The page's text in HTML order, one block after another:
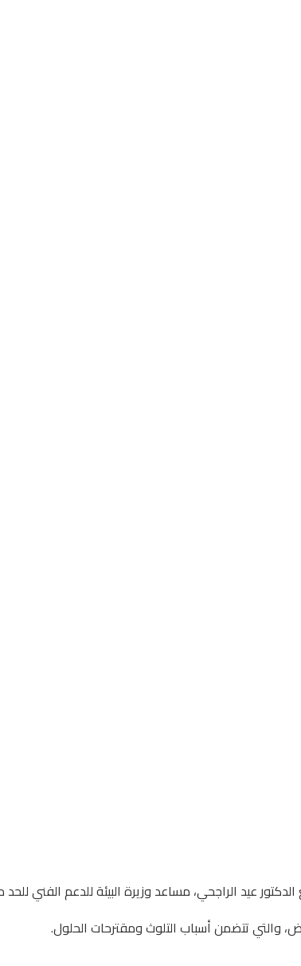
عيد الراجحي، مساعد وزيرة البيئة للدعم
والتي تتضمن أسباب التلوث ومقترحات الحلول.